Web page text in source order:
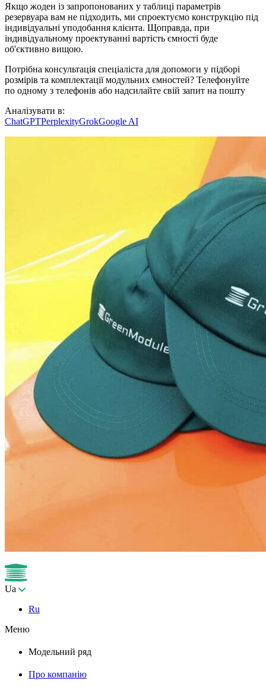
Якщо жоден із запропонованих у таблиці параметрів
резервуара вам не підходить, ми спроектуємо конструкцію під
індивідуальні уподобання клієнта. Щоправда, при
індивідуальному проектуванні вартість ємності буде
об'єктивно вищою.
Потрібна консультація спеціаліста для допомоги у підборі
розмірів та комплектації модульних ємностей? Телефонуйте
по одному з телефонів або надсилайте свій запит на пошту
Аналізувати в:
ChatGPTPerplexityGrokGoogle AI
Ua
Ru
Меню
Модельний ряд
Про компанію